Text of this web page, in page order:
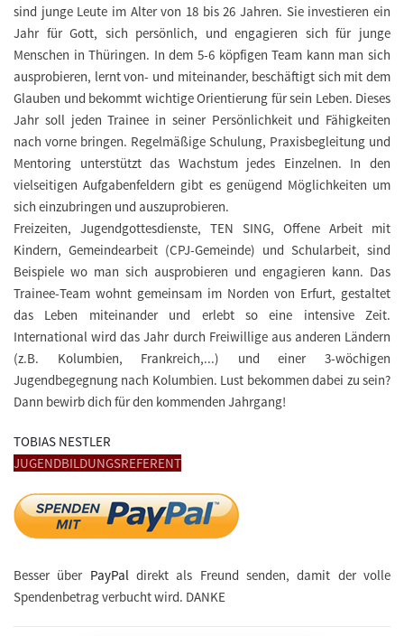
sind junge Leute im Alter von 18 bis 26 Jahren. Sie investieren ein
Jahr für Gott, sich persönlich, und engagieren sich für junge
Menschen in Thüringen. In dem 5-6 köpfigen Team kann man sich
ausprobieren, lernt von- und miteinander, beschäftigt sich mit dem
Glauben und bekommt wichtige Orientierung für sein Leben. Dieses
Jahr soll jeden Trainee in seiner Persönlichkeit und Fähigkeiten
nach vorne bringen. Regelmäßige Schulung, Praxisbegleitung und
Mentoring unterstützt das Wachstum jedes Einzelnen. In den
vielseitigen Aufgabenfeldern gibt es genügend Möglichkeiten um
sich einzubringen und auszuprobieren.
Freizeiten, Jugendgottesdienste, TEN SING, Offene Arbeit mit
Kindern, Gemeindearbeit (CPJ-Gemeinde) und Schularbeit, sind
Beispiele wo man sich ausprobieren und engagieren kann. Das
Trainee-Team wohnt gemeinsam im Norden von Erfurt, gestaltet
das Leben miteinander und erlebt so eine intensive Zeit.
International wird das Jahr durch Freiwillige aus anderen Ländern
(z.B. Kolumbien, Frankreich,...) und einer 3-wöchigen
Jugendbegegnung nach Kolumbien. Lust bekommen dabei zu sein?
Dann bewirb dich für den kommenden Jahrgang!
TOBIAS NESTLER
JUGENDBILDUNGSREFERENT
Besser über PayPaldirekt als Freund senden, damit der volle
Spendenbetrag verbucht wird. DANKE